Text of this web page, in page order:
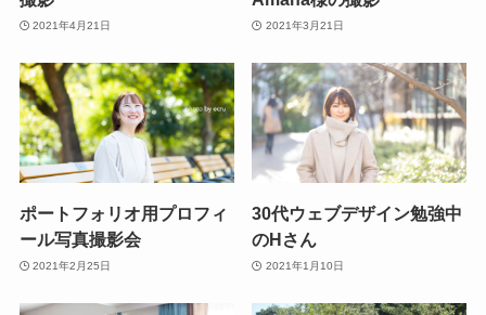
2021年4月21日 2021年3月21日
ポートフォリオ用プロフィ
ール写真撮影会
2021年2月25日
30代ウェブデザイン勉強中
のHさん
2021年1月10日